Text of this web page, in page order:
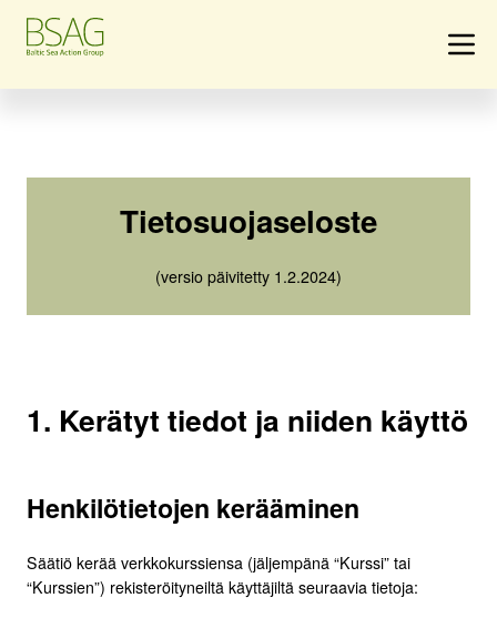
Tietosuojaseloste
(versio päivitetty 1.2.2024)
1. Kerätyt tiedot ja niiden käyttö
Henkilötietojen kerääminen
Säätiö kerää verkkokurssiensa (jäljempänä “Kurssi” tai
“Kurssien”) rekisteröityneiltä käyttäjiltä seuraavia tietoja: